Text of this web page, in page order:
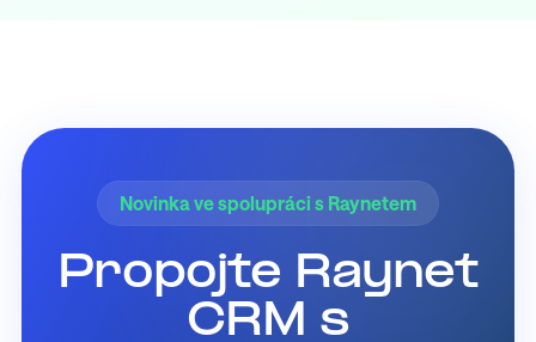
Novinka ve spolupráci s Raynetem
Propojte Raynet
CRM s